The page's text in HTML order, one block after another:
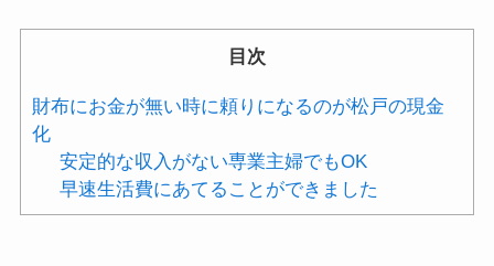
目次
財布にお金が無い時に頼りになるのが松戸の現金
化
安定的な収入がない専業主婦でもOK
早速生活費にあてることができました